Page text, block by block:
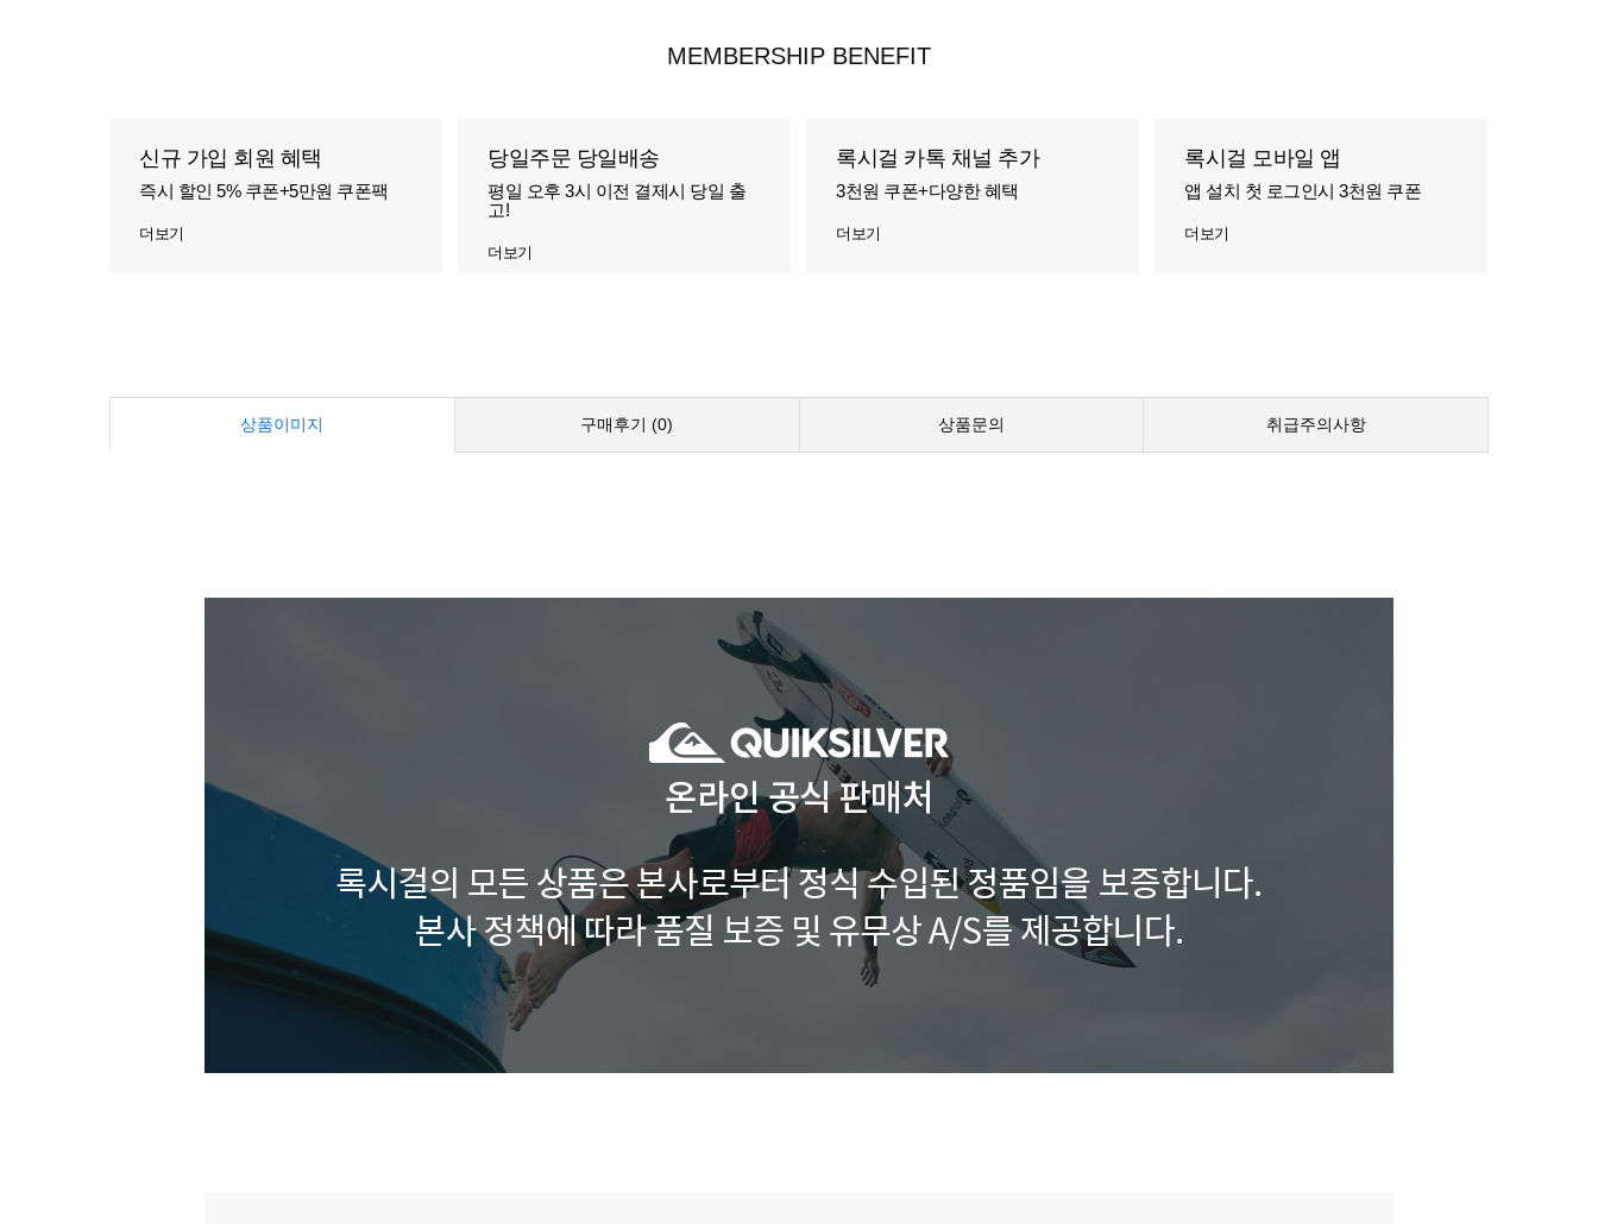
MEMBERSHIP BENEFIT
신규 가입 회원 혜택
즉시 할인 5% 쿠폰+5만원 쿠폰팩
더보기
당일주문 당일배송
평일 오후 3시 이전 결제시 당일 출
고!
더보기
록시걸 카톡 채널 추가
3천원 쿠폰+다양한 혜택
더보기
록시걸 모바일 앱
앱 설치 첫 로그인시 3천원 쿠폰
더보기
상품이미지 구매후기 (0) 상품문의 취급주의사항